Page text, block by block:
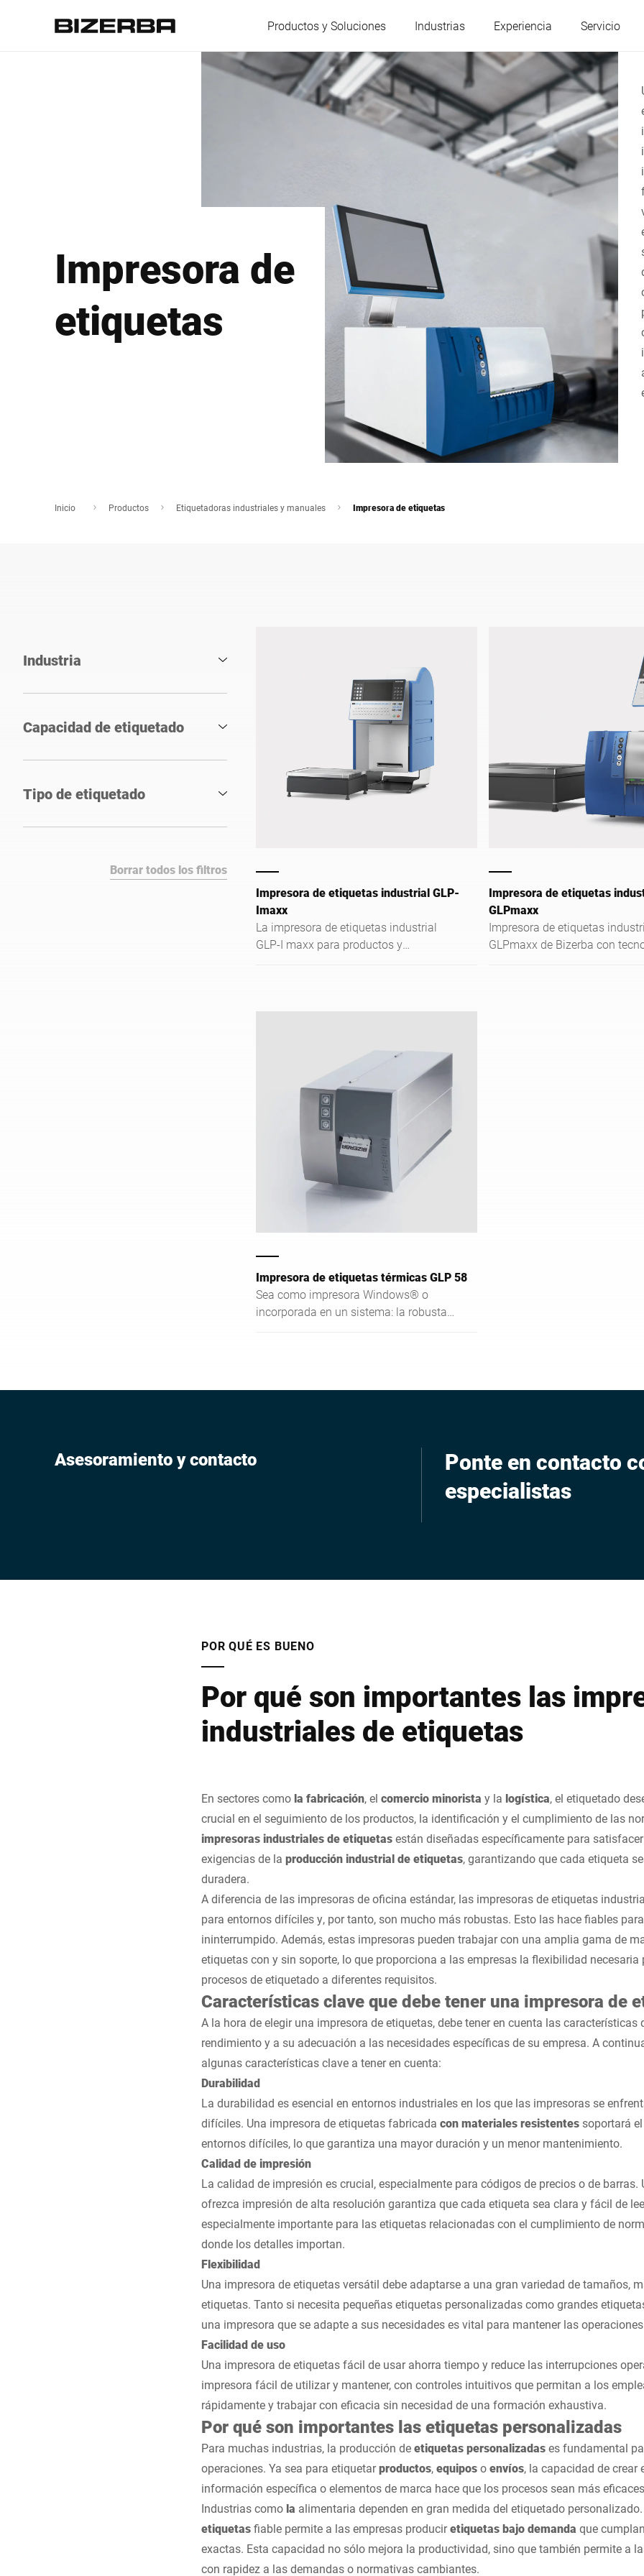
Productos y Soluciones Industrias Experiencia Servicio
Austria Bélgica
Alemania
Hungría
Polonia
Eslovaquia
Australia
África
Impresora de
etiquetas
Inicio Productos Etiquetadoras industriales y manuales Impresora de etiquetas
Industria
Capacidad de etiquetado
Tipo de etiquetado
Borrar todos los filtros
Impresora de etiquetas industrial GLP-
Imaxx
La impresora de etiquetas industrial
GLP-I maxx para productos y
de precios.
Impresora de etiquetas
GLPmaxx
Impresora de etiquetas
GLPmaxx de Bizerba con
Impresora de etiquetas térmicas GLP 58
Sea como impresora Windows® o
incorporada en un sistema: la robusta
Asesoramiento y contacto
Ponte en contacto
especialistas
POR QUÉ ES BUENO
Por qué son importantes las
industriales de etiquetas
En sectores como la fabricación, el comercio minorista y la logística, el etiquetado
crucial en el seguimiento de los productos, la identificación y el cumplimiento de las
impresoras industriales de etiquetasestán diseñadas específicamente para
exigencias de la producción industrial de etiquetas, garantizando que cada etiqueta
duradera.
A diferencia de las impresoras de oficina estándar, las impresoras de etiquetas
para entornos difíciles y, por tanto, son mucho más robustas. Esto las hace fiables
ininterrumpido. Además, estas impresoras pueden trabajar con una amplia gama de
etiquetas con y sin soporte, lo que proporciona a las empresas la flexibilidad necesaria
procesos de etiquetado a diferentes requisitos.
Características clave que debe tener una impresora de
A la hora de elegir una impresora de etiquetas, debe tener en cuenta las características
rendimiento y a su adecuación a las necesidades específicas de su empresa. A
algunas características clave a tener en cuenta:
Durabilidad
La durabilidad es esencial en entornos industriales en los que las impresoras se
difíciles. Una impresora de etiquetas fabricada con materiales resistentes soportará
entornos difíciles, lo que garantiza una mayor duración y un menor mantenimiento.
Calidad de impresión
La calidad de impresión es crucial, especialmente para códigos de precios o de barras.
ofrezca impresión de alta resolución garantiza que cada etiqueta sea clara y fácil de
especialmente importante para las etiquetas relacionadas con el cumplimiento de
donde los detalles importan.
Flexibilidad
Una impresora de etiquetas versátil debe adaptarse a una gran variedad de tamaños,
etiquetas. Tanto si necesita pequeñas etiquetas personalizadas como grandes
una impresora que se adapte a sus necesidades es vital para mantener las
Facilidad de uso
Una impresora de etiquetas fácil de usar ahorra tiempo y reduce las interrupciones
impresora fácil de utilizar y mantener, con controles intuitivos que permitan a los
rápidamente y trabajar con eficacia sin necesidad de una formación exhaustiva.
Por qué son importantes las etiquetas personalizadas
Para muchas industrias, la producción deetiquetas personalizadases fundamental
operaciones. Ya sea para etiquetarproductos,equiposoenvíos, la capacidad de crear
información específica o elementos de marca hace que los procesos sean más
Industrias como la alimentaria dependen en gran medida del etiquetado personalizado.
etiquetasfiable permite a las empresas produciretiquetas bajo demanda que
exactas. Esta capacidad no sólo mejora la productividad, sino que también permite a
con rapidez a las demandas o normativas cambiantes.